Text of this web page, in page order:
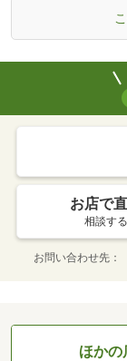
お店で
相談する
お問い合わせ先
ほかの